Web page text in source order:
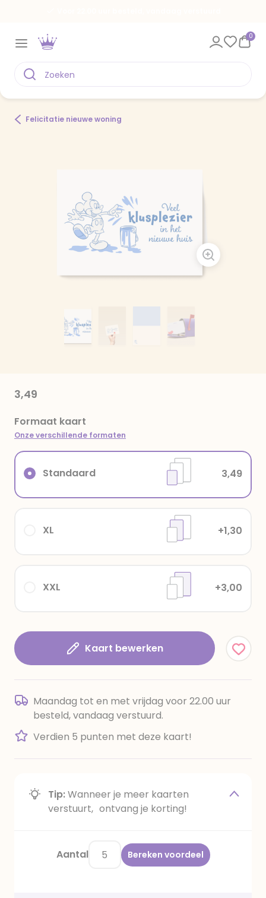
0
Felicitatie nieuwe woning
3,49
Formaat kaart
Onze verschillende formaten
XXL +3,00
XL +1,30
Standaard 3,49
Kaart bewerken
Maandag tot en met vrijdag voor 22.00 uur
besteld, vandaag verstuurd.
Verdien 5 punten met deze kaart!
Tip:Wanneer je meer kaarten
verstuurt, ontvang je korting!
Aantal Bereken voordeel